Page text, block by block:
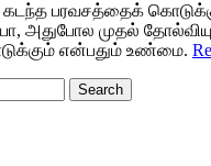
பரவசத்தைக்
அதுபோல முதல்
என்பதும் உண்மை.